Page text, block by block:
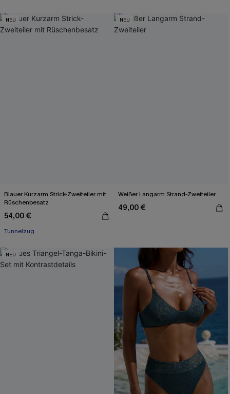
NEU
Blauer Kurzarm Strick-Zweiteiler mit
Rüschenbesatz
54,00 €
Tunnelzug
NEU
Weißer Langarm Strand-Zweiteiler
49,00 €
NEU